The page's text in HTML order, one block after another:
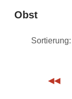
Obst
Sortierung:
◀◀